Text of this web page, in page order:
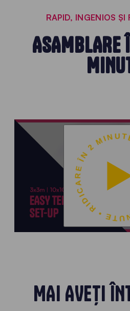
RAPID, INGENIOS ȘI
ASAMBLARE
RIDICARE ÎN 2
MAI AVEȚI